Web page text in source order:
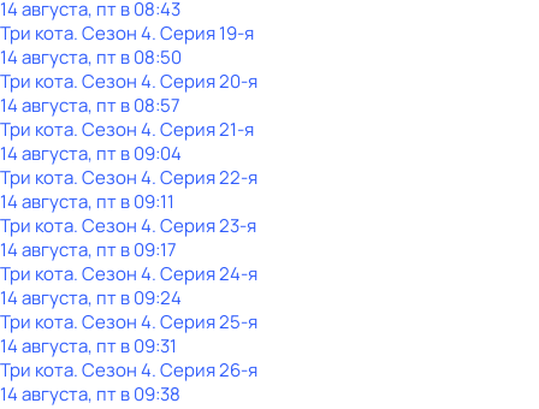
14 августа, пт в 08:43
Три кота. Сезон 4. Серия 19-я
14 августа, пт в 08:50
Три кота. Сезон 4. Серия 20-я
14 августа, пт в 08:57
Три кота. Сезон 4. Серия 21-я
14 августа, пт в 09:04
Три кота. Сезон 4. Серия 22-я
14 августа, пт в 09:11
Три кота. Сезон 4. Серия 23-я
14 августа, пт в 09:17
Три кота. Сезон 4. Серия 24-я
14 августа, пт в 09:24
Три кота. Сезон 4. Серия 25-я
14 августа, пт в 09:31
Три кота. Сезон 4. Серия 26-я
14 августа, пт в 09:38